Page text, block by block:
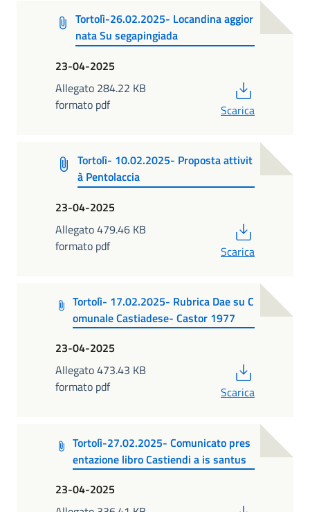
Tortolì-26.02.2025- Locandina aggior
nata Su segapingiada
23-04-2025
Allegato 284.22 KB
formato pdf
Scarica
Tortolì- 10.02.2025- Proposta attivit
à Pentolaccia
23-04-2025
Allegato 479.46 KB
formato pdf
Scarica
Tortolì- 17.02.2025- Rubrica Dae su C
omunale Castiadese- Castor 1977
23-04-2025
Allegato 473.43 KB
formato pdf
Scarica
Tortolì-27.02.2025- Comunicato pres
entazione libro Castiendi a is santus
23-04-2025